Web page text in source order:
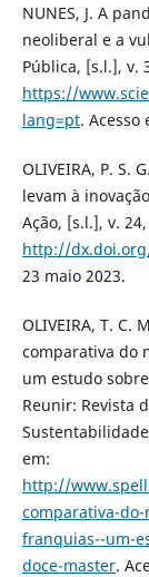
NUNES, J. A
neoliberal e a
Pública, [s.l.], v.
https://
lang=pt. Acesso
OLIVEIRA, P. S.
levam à
Ação, [s.l.], v.
http://
23 maio 2023.
OLIVEIRA, T. C.
comparativa do
um estudo
Reunir: Revista
em:
http://
comparativa-
franquias--um-
doce-master.